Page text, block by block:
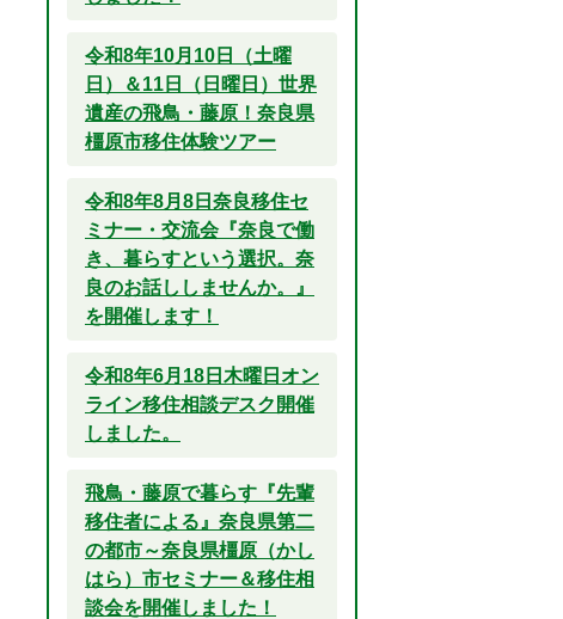
令和8年10月10日（土曜
日）＆11日（日曜日）世界
遺産の飛鳥・藤原！奈良県
橿原市移住体験ツアー
令和8年8月8日奈良移住セ
ミナー・交流会『奈良で働
き、暮らすという選択。奈
良のお話ししませんか。』
を開催します！
令和8年6月18日木曜日オン
ライン移住相談デスク開催
しました。
飛鳥・藤原で暮らす『先輩
移住者による』奈良県第二
の都市～奈良県橿原（かし
はら）市セミナー＆移住相
談会を開催しました！